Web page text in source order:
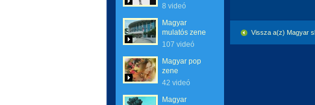
8 videó
Magyar
mulatós zene
107 videó
Magyar pop
zene
42 videó
Magyar
Vissza a(z) Magyar